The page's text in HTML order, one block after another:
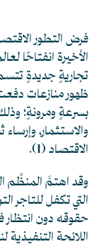
فرض التطور
الأخيرة انفتاحًا
تجاريةٍ جديدةٍ
ظهور منازعات دفعت
بسرعةٍ ومرونةٍ؛
والاستثمار،
الاقتصاد(1)
.
وقد اهتمَّ المنظِّم
التي تكفل
حقوقه دون
اللائحة